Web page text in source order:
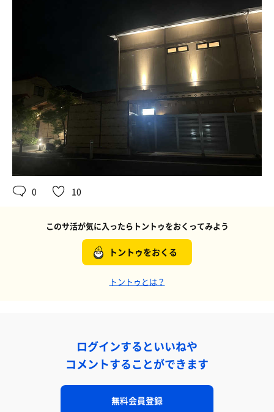
0 10
このサ活が気に入ったらトントゥをおくってみよう
トントゥをおくる
トントゥとは？
ログインするといいねや
コメントすることができます
無料会員登録